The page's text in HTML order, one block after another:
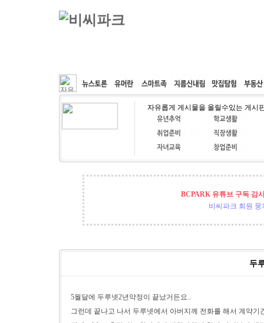
커뮤니티 속도패치 웹호스팅 공동구매
자유롭게 게시물을 올릴수있는 게시
BCPARK 유튜브 구독 감
비씨파크 회원 뭉
두
5월달에 두루넷2년약정이 끝났거든요..
그런데 끝나고 나서 두루넷에서 아버지께 전화를 해서 계약